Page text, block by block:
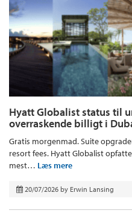
Hyatt Globalist status til
overraskende billigt i
Gratis morgenmad. Suite
resort fees. Hyatt Globalist
mest… Læs mere
20/07/2026 by Erwin Lansing